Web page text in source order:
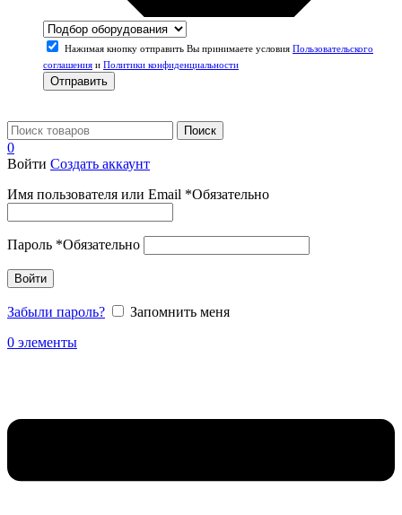
Нажимая кнопку отправить Вы принимаете условия Пользовательского
соглашения и Политики конфиденциальности
Отправить
Поиск
0
Войти Создать аккаунт
Имя пользователя или Email *Обязательно
Пароль *Обязательно
Войти
Забыли пароль?
Запомнить меня
0 элементы